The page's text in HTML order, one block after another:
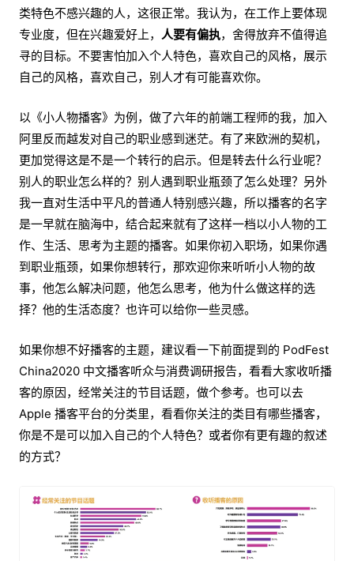
类特色不感兴趣的人，这很正常。我认为，在工作上要体现
专业度，但在兴趣爱好上，
人要有偏执，舍得放弃不值得追
寻的目标。不要害怕加入个人特色，喜欢自己的风格，展示
自己的风格，喜欢自己，别人才有可能喜欢你。
以《小人物播客》为例，做了六年的前端工程师的我，加入
阿里反而越发对自己的职业感到迷茫。有了来欧洲的契机，
更加觉得这是不是一个转行的启示。但是转去什么行业呢？
别人的职业怎么样的？别人遇到职业瓶颈了怎么处理？另外
我一直对生活中平凡的普通人特别感兴趣，所以播客的名字
是一早就在脑海中，结合起来就有了这样一档以小人物的工
作、生活、思考为主题的播客。如果你初入职场，如果你遇
到职业瓶颈，如果你想转行，那欢迎你来听听小人物的故
事，他怎么解决问题，他怎么思考，他为什么做这样的选
择？他的生活态度？也许可以给你一些灵感。
如果你想不好播客的主题，建议看一下前面提到的 PodFest
China2020 中文播客听众与消费调研报告，看看大家收听播
客的原因，经常关注的节目话题，做个参考。也可以去
Apple 播客平台的分类里，看看你关注的类目有哪些播客，
你是不是可以加入自己的个人特色？或者你有更有趣的叙述
的方式？